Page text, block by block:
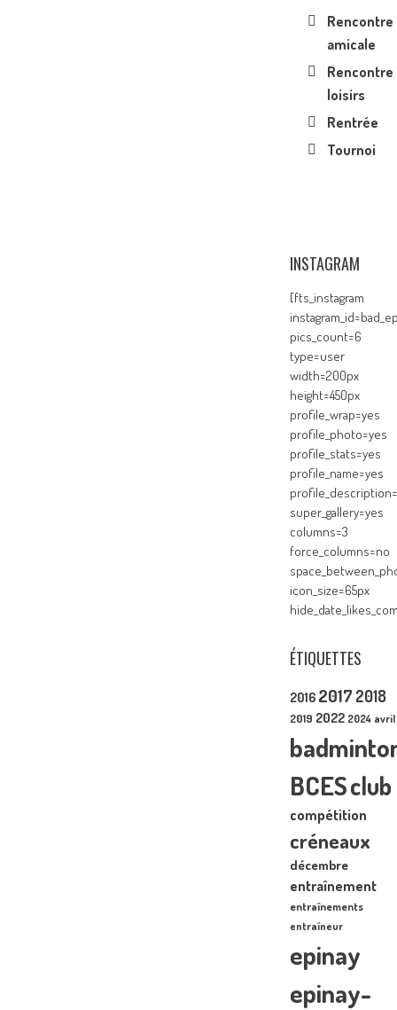
Rencontre
amicale
Rencontre
loisirs
Rentrée
Tournoi
INSTAGRAM
[fts_instagram
pics_count=6
type=user
width=200px
height=450px
profile_wrap=yes
profile_photo=yes
profile_stats=yes
profile_name=yes
super_gallery=yes
columns=3
force_columns=no
icon_size=65px
ÉTIQUETTES
2016 2017 2018
2019 2022 2024 avril
BCESclub
compétition
créneaux
décembre
entraînement
entraînements
entraîneur
epinay
epinay-